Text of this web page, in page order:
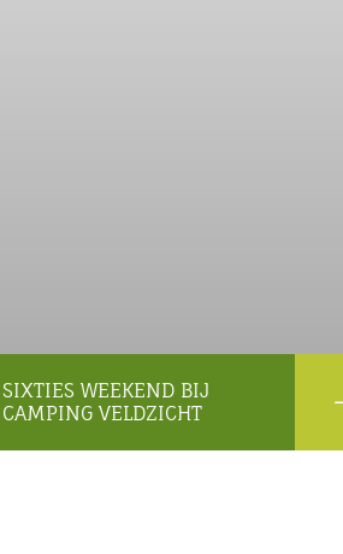
SIXTIES WEEKEND BIJ
CAMPING VELDZICHT